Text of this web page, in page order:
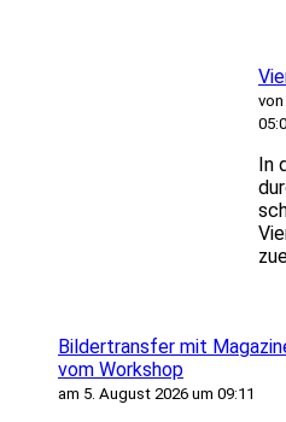
von
In
Bildertransfer mit
vom Workshop
am 5. August 2026 um 09:11